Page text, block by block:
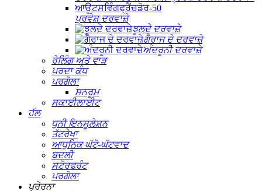
ਪ੍ਰਵੇਸ਼ ਦਰਵਾਜ਼ੇ
ਝੂਲਦੇ ਦਰਵਾਜ਼ੇ
ਗੈਰਾਜ ਦੇ ਦਰਵਾਜ਼ੇ
ਅੰਦਰੂਨੀ ਦਰਵਾਜ਼ੇ
ਰੇਲਿੰਗ ਅਤੇ ਵਾੜ
ਪਰਦਾ ਕੰਧ
ਪਰਗੋਲਾ
ਸਨਰੂਮ
ਸਕਾਈਲਾਈਟ
ਹੱਲ
ਧੁਨੀ ਇਨਸੂਲੇਸ਼ਨ
ਤੱਟਰੇਖਾ
ਆਧੁਨਿਕ ਘੱਟੋ-ਘੱਟਵਾਦ
ਬਦਲੀ
ਸਟੋਰਫਰੰਟ
ਪਰਗੋਲਾ
ਪ੍ਰੇਰਨਾ